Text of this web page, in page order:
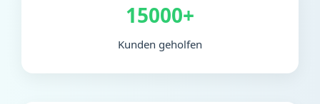
15000+
Kunden geholfen